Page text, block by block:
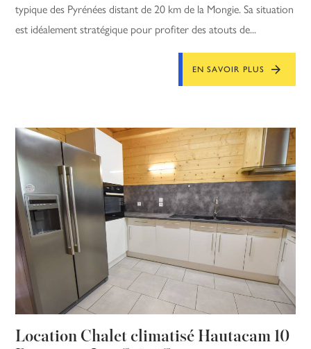
typique des Pyrénées distant de 20 km de la Mongie. Sa situation
est idéalement stratégique pour profiter des atouts de...
EN SAVOIR PLUS
Location Chalet climatisé Hautacam 10